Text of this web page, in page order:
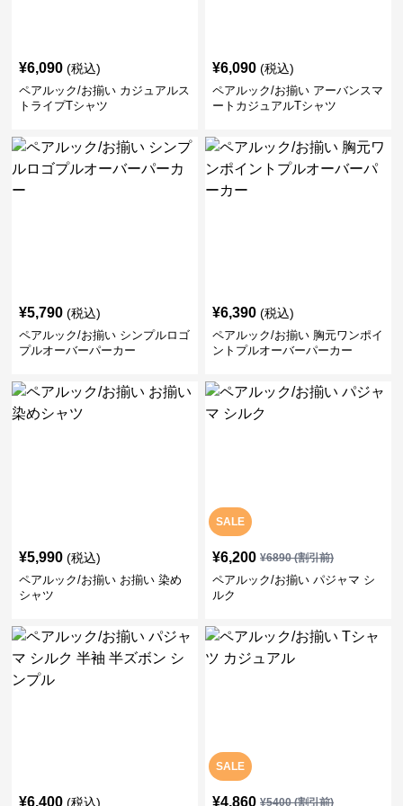
¥6,090 (税込)
ペアルック/お揃い カジュアルス
トライプTシャツ
¥6,090 (税込)
ペアルック/お揃い アーバンスマ
ートカジュアルTシャツ
¥5,790 (税込)
ペアルック/お揃い シンプルロゴ
プルオーバーパーカー
¥6,390 (税込)
ペアルック/お揃い 胸元ワンポイ
ントプルオーバーパーカー
¥5,990 (税込)
ペアルック/お揃い お揃い 染め
シャツ
SALE
¥6,200 ¥6890(割引前)
ペアルック/お揃い パジャマ シ
ルク
¥6,400 (税込)
SALE
¥4,860 ¥5400(割引前)